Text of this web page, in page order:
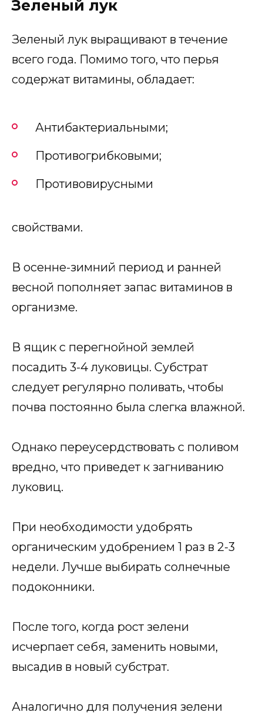
Зеленый лук
Зеленый лук выращивают в течение
всего года. Помимо того, что перья
содержат витамины, обладает:
Антибактериальными;
Противогрибковыми;
Противовирусными
свойствами.
В осенне-зимний период и ранней
весной пополняет запас витаминов в
организме.
В ящик с перегнойной землей
посадить 3-4 луковицы. Субстрат
следует регулярно поливать, чтобы
почва постоянно была слегка влажной.
Однако переусердствовать с поливом
вредно, что приведет к загниванию
луковиц.
При необходимости удобрять
органическим удобрением 1 раз в 2-3
недели. Лучше выбирать солнечные
подоконники.
После того, когда рост зелени
исчерпает себя, заменить новыми,
высадив в новый субстрат.
Аналогично для получения зелени